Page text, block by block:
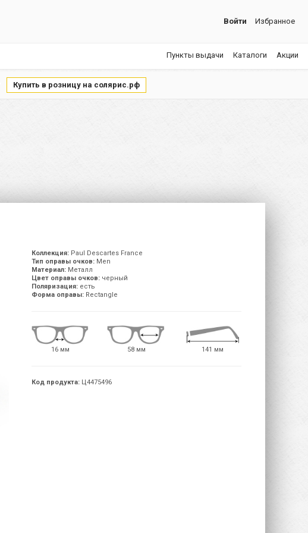
Войти Избранное
Пункты выдачи Каталоги Акции
Купить в розницу на солярис.рф
Коллекция:Paul Descartes France
Тип оправы очков:Men
Материал:Металл
Цвет оправы очков:черный
Поляризация:есть
Форма оправы:Rectangle
16 мм 58 мм 141 мм
Код продукта:Ц4475496